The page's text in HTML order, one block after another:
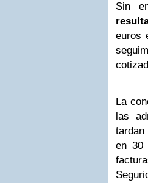
Sin
euros
La
las
en 30